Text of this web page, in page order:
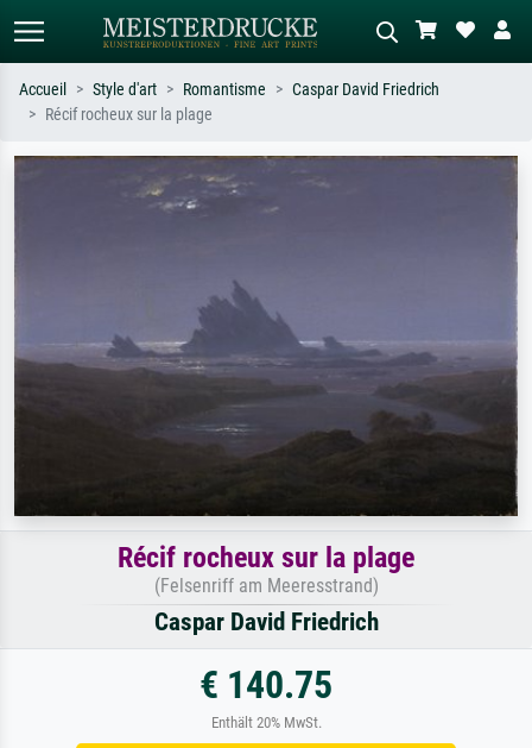
Recherchez par artiste, titre ou style –
ex. Monet, Nuit étoilée,
Décrivez la scène – ex. prairie verte,
Accueil Style d'art Romantisme
Caspar David Friedrich
Récif rocheux sur la plage
Récif rocheux sur la plage
(Felsenriff am Meeresstrand)
Caspar David Friedrich
€ 140.75
Enthält 20% MwSt.